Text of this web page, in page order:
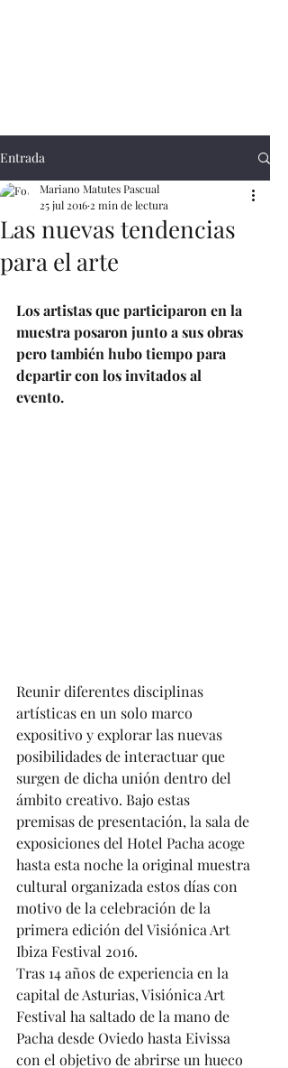
Entrada
Las nuevas tendencias
para el arte
Mariano Matutes Pascual
25 jul 2016 2 min de lectura
Los artistas que participaron en la
muestra posaron junto a sus obras
pero también hubo tiempo para
departir con los invitados al
evento.
Reunir diferentes disciplinas
artísticas en un solo marco
expositivo y explorar las nuevas
posibilidades de interactuar que
surgen de dicha unión dentro del
ámbito creativo. Bajo estas
premisas de presentación, la sala de
exposiciones del Hotel Pacha acoge
hasta esta noche la original muestra
cultural organizada estos días con
motivo de la celebración de la
primera edición del Visiónica Art
Ibiza Festival 2016.
Tras 14 años de experiencia en la
capital de Asturias, Visiónica Art
Festival ha saltado de la mano de
Pacha desde Oviedo hasta Eivissa
con el objetivo de abrirse un hueco